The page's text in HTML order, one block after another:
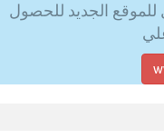
للموقع الجديد للحصول